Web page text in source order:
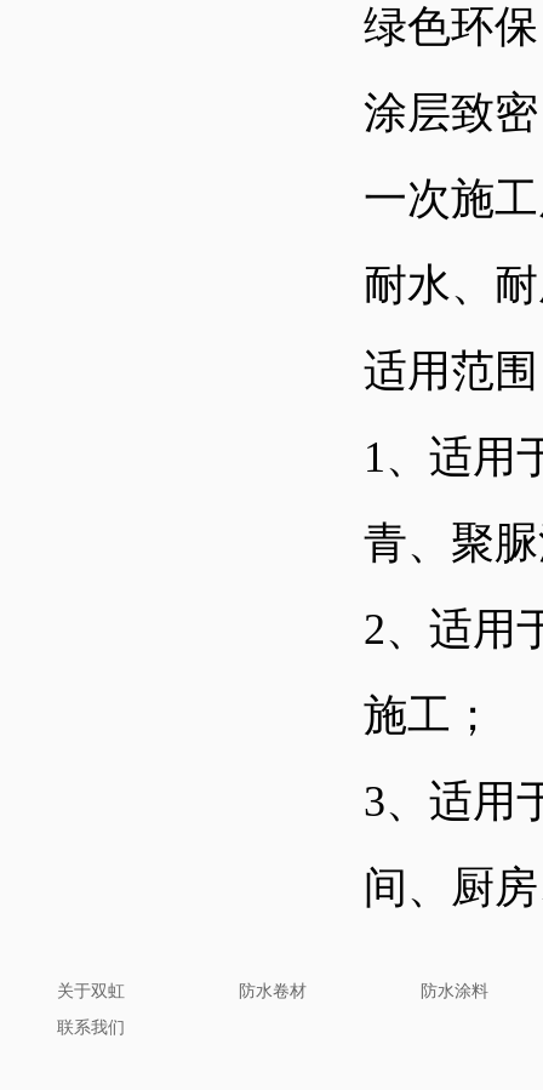
绿色环
涂层致
一次施
耐水、
适用范
1、适用
青、聚
2、适用
施工；
3、适用
间、厨
关于双虹 防水卷材
防水涂料
联系我们